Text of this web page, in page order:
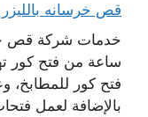
قص خرسانه بالليزر الكويت
ساعة من فتح كور
فتح كور للمطابخ،
بالإضافة لعمل